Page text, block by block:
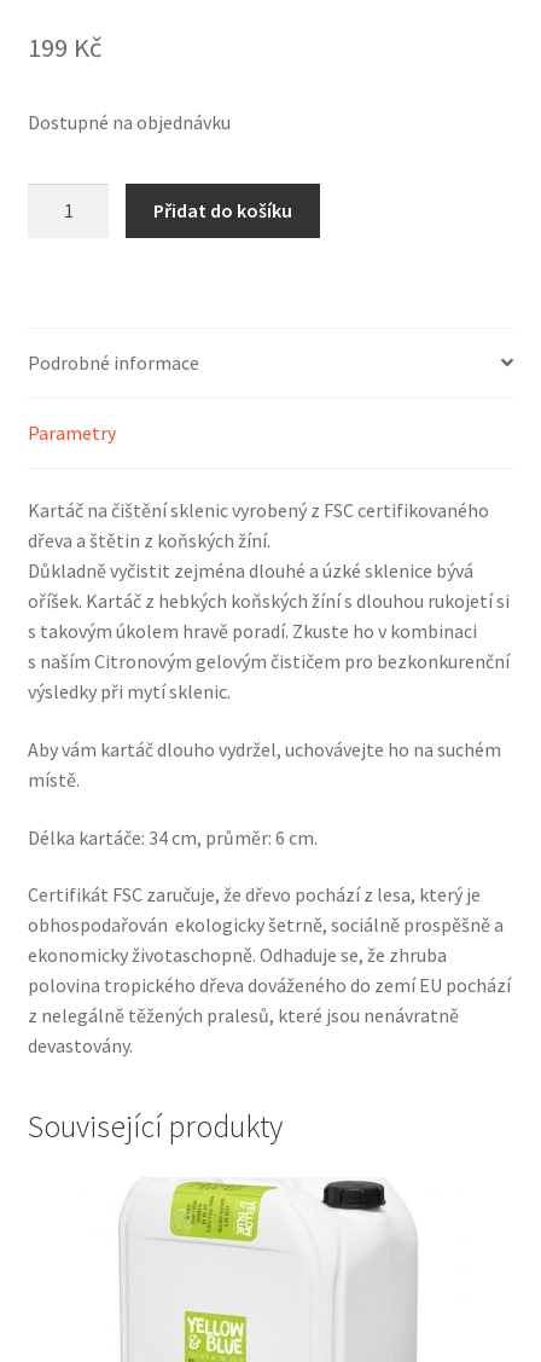
199 Kč
Dostupné na objednávku
Přidat do košíku
Podrobné informace
Parametry
Kartáč na čištění sklenic vyrobený z FSC certifikovaného
dřeva a štětin z koňských žíní.
Důkladně vyčistit zejména dlouhé a úzké sklenice bývá
oříšek. Kartáč z hebkých koňských žíní s dlouhou rukojetí si
s takovým úkolem hravě poradí. Zkuste ho v kombinaci
s naším Citronovým gelovým čističem pro bezkonkurenční
výsledky při mytí sklenic.
Aby vám kartáč dlouho vydržel, uchovávejte ho na suchém
místě.
Délka kartáče: 34 cm, průměr: 6 cm.
Certifikát FSC zaručuje, že dřevo pochází z lesa, který je
obhospodařován ekologicky šetrně, sociálně prospěšně a
ekonomicky životaschopně. Odhaduje se, že zhruba
polovina tropického dřeva dováženého do zemí EU pochází
z nelegálně těžených pralesů, které jsou nenávratně
devastovány.
Související produkty